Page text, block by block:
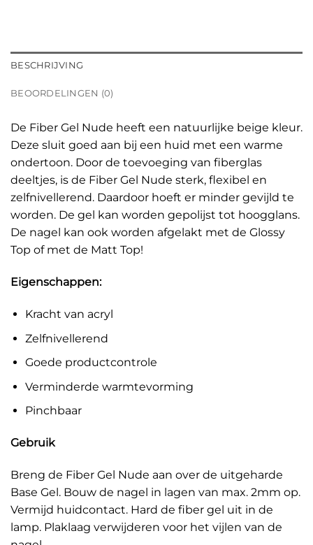
BESCHRIJVING
BEOORDELINGEN (0)
De Fiber Gel Nude heeft een natuurlijke beige kleur.
Deze sluit goed aan bij een huid met een warme
ondertoon. Door de toevoeging van fiberglas
deeltjes, is de Fiber Gel Nude sterk, flexibel en
zelfnivellerend. Daardoor hoeft er minder gevijld te
worden. De gel kan worden gepolijst tot hoogglans.
De nagel kan ook worden afgelakt met de Glossy
Top of met de Matt Top!
Eigenschappen:
Kracht van acryl
Zelfnivellerend
Goede productcontrole
Verminderde warmtevorming
Pinchbaar
Gebruik
Breng de Fiber Gel Nude aan over de uitgeharde
Base Gel. Bouw de nagel in lagen van max. 2mm op.
Vermijd huidcontact. Hard de fiber gel uit in de
lamp. Plaklaag verwijderen voor het vijlen van de